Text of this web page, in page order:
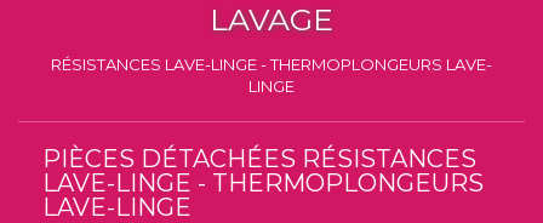
LAVAGE
RÉSISTANCES LAVE-LINGE - THERMOPLONGEURS LAVE-
LINGE
PIÈCES DÉTACHÉES RÉSISTANCES
LAVE-LINGE - THERMOPLONGEURS
LAVE-LINGE